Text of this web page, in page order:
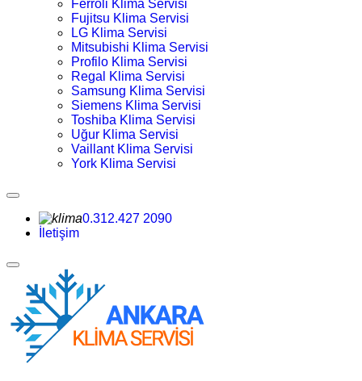
Ferroli Klima Servisi
Fujitsu Klima Servisi
LG Klima Servisi
Mitsubishi Klima Servisi
Profilo Klima Servisi
Regal Klima Servisi
Samsung Klima Servisi
Siemens Klima Servisi
Toshiba Klima Servisi
Uğur Klima Servisi
Vaillant Klima Servisi
York Klima Servisi
0.312.427 2090
İletişim